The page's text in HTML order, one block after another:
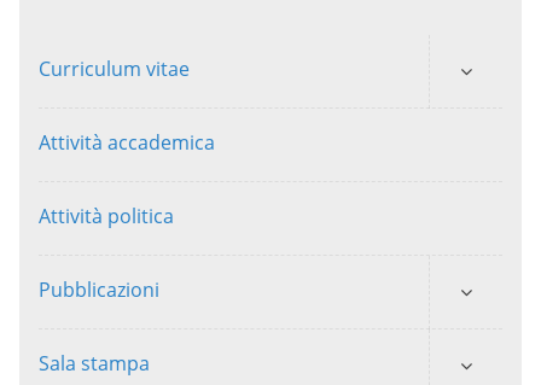
Curriculum vitae
Attività accademica
Attività politica
Pubblicazioni
Sala stampa